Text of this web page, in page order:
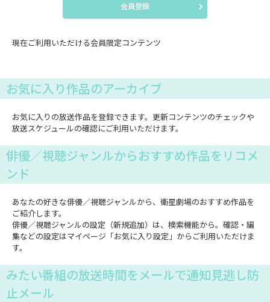
会員登録
現在ご利用いただける会員限定コンテンツ
お気に入り作品のアーカイブ
お気に入りの放送作品を登録できます。更新コンテンツのチェックや
放送スケジュールの確認にご利用いただけます。
俳優／視聴ジャンルからおすすめ作品をリコメ
ンド
あなたの好きな俳優／視聴ジャンルから、衛星劇場のおすすめ作品を
ご紹介します。
俳優／視聴ジャンルの設定（新規追加）は、検索機能から。確認・編
集などの設定はマイページ「お気に入り設定」からご利用いただけま
す。
みたい番組の放送時間をメールで通知見逃し防
止メール